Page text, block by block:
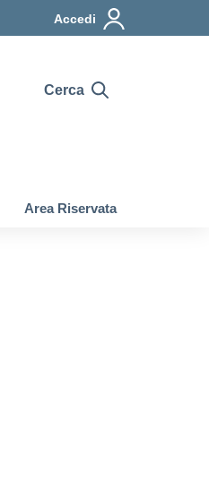
Accedi
Cerca
Area Riservata